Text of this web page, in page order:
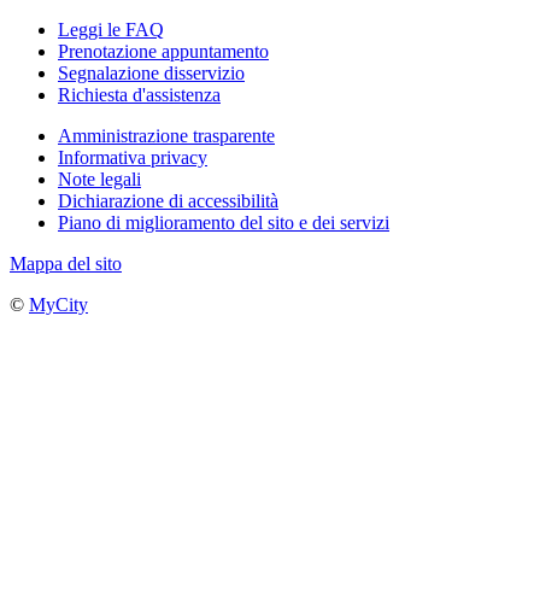
Leggi le FAQ
Prenotazione appuntamento
Segnalazione disservizio
Richiesta d'assistenza
Amministrazione trasparente
Informativa privacy
Note legali
Dichiarazione di accessibilità
Piano di miglioramento del sito e dei servizi
Mappa del sito
© MyCity